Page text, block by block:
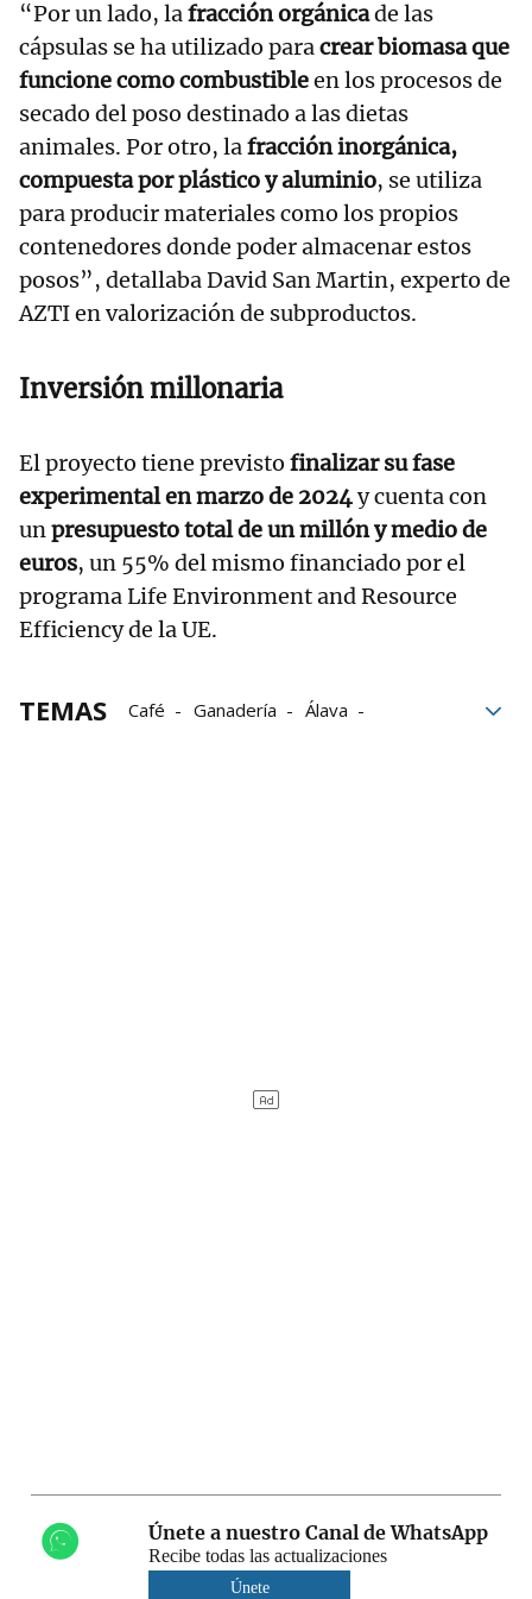
“Por un lado, lafracción orgánicade las
cápsulas se ha utilizado paracrear biomasa que
funcione como combustibleen los procesos de
secado del poso destinado a las dietas
animales. Por otro, lafracción inorgánica,
compuesta por plástico y aluminio, se utiliza
para producir materiales como los propios
contenedores donde poder almacenar estos
posos”, detallaba David San Martin, experto de
AZTI en valorización de subproductos.
Inversión millonaria
El proyecto tiene previsto finalizar su fase
experimental en marzo de 2024y cuenta con
unpresupuesto total de un millón y medio de
euros, un 55% del mismo financiado por el
programa Life Environment and Resource
Efficiency de la UE.
TEMAS Café Ganadería
Álava
Únete a nuestro Canal de WhatsApp
Recibe todas las actualizaciones
Únete